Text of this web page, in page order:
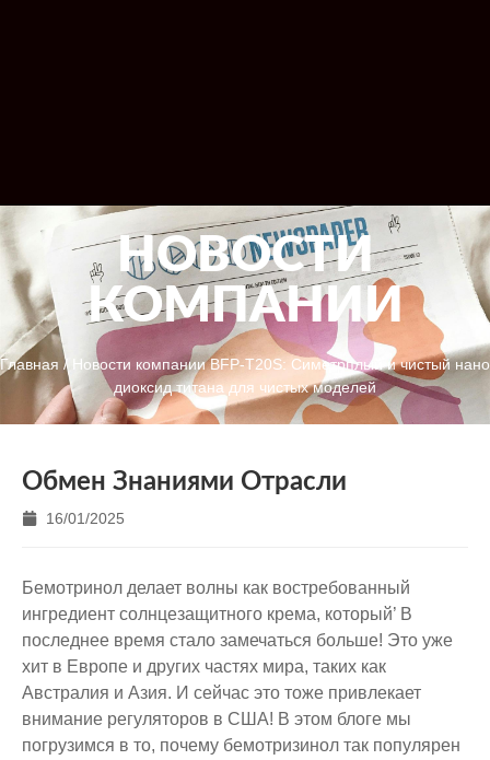
НОВОСТИ
КОМПАНИИ
Главная / Новости компанииBFP-T20S: Симетрплый и чистый нано
диоксид титана для чистых моделей
Обмен Знаниями Отрасли
16/01/2025
Бемотринол делает волны как востребованный
ингредиент солнцезащитного крема, который’ В
последнее время стало замечаться больше! Это уже
хит в Европе и других частях мира, таких как
Австралия и Азия. И сейчас это тоже привлекает
внимание регуляторов в США! В этом блоге мы
погрузимся в то, почему бемотризинол так популярен